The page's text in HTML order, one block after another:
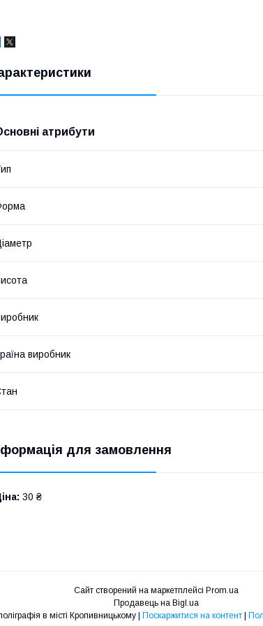
атрибути
виробник
для замовлення
30 ₴
Сайт створений на маркетплейсі Prom.ua
Продавець на Bigl.ua
Доступна поліграфія в місті Кропивницькому | Поскаржитися на контент |